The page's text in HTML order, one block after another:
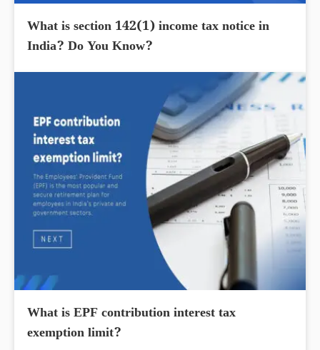
What is section 142(1) income tax notice in
India? Do You Know?
What is EPF contribution interest tax
exemption limit?